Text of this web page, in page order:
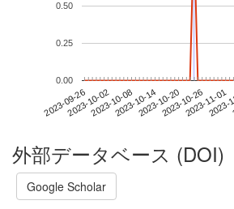
2023-09-262023-10-022023-10-082023-10-142023-10-202023-10-262023-11-01
0.00
0.25
0.50
外部データベース (DOI)
Google Scholar